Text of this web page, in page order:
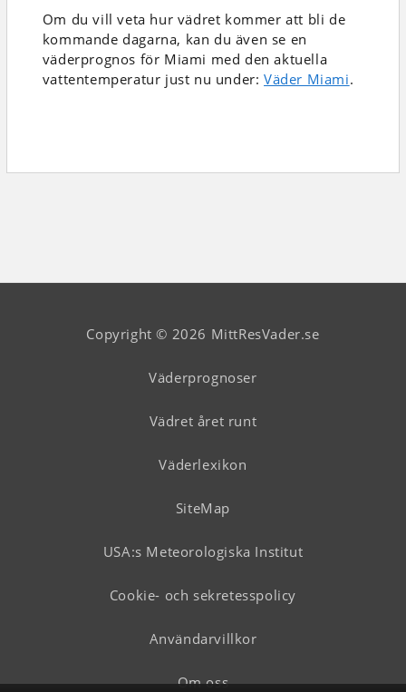
Om du vill veta hur vädret kommer att bli de
kommande dagarna, kan du även se en
väderprognos för Miami med den aktuella
vattentemperatur just nu under:Väder Miami.
Copyright © 2026 MittResVader.se
Väderprognoser
Vädret året runt
Väderlexikon
SiteMap
USA:s Meteorologiska Institut
Cookie- och sekretesspolicy
Användarvillkor
Om oss